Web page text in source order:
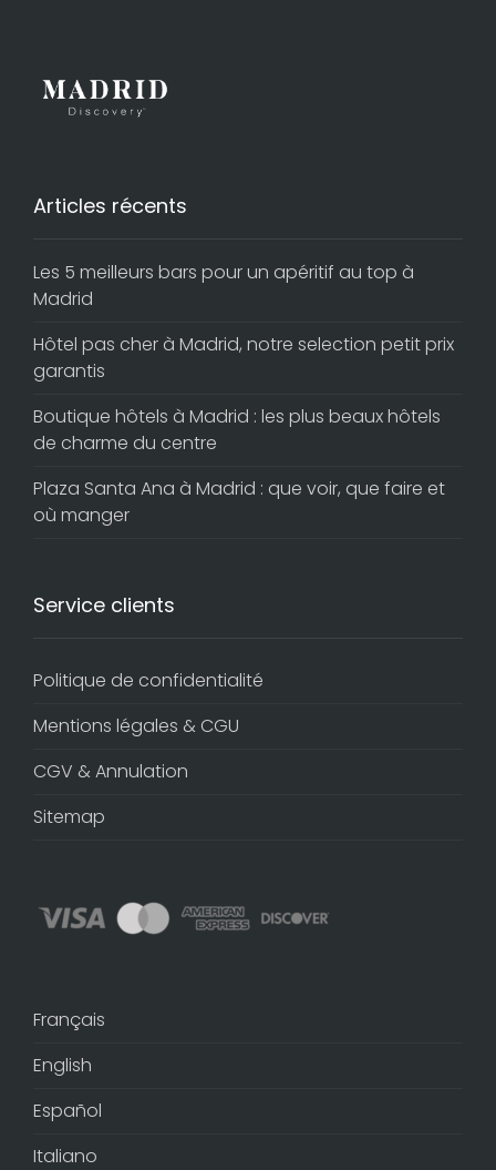
Articles récents
Les 5 meilleurs bars pour un apéritif au top à
Madrid
Hôtel pas cher à Madrid, notre selection petit prix
garantis
Boutique hôtels à Madrid : les plus beaux hôtels
de charme du centre
Plaza Santa Ana à Madrid : que voir, que faire et
où manger
Service clients
Politique de confidentialité
Mentions légales & CGU
CGV & Annulation
Sitemap
Français
English
Español
Italiano